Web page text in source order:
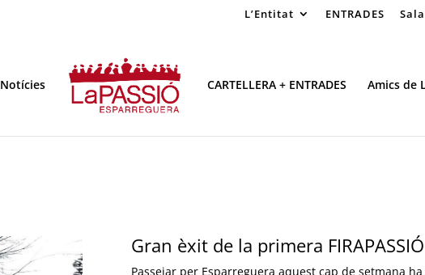
L’Entitat ENTRADES
Notícies CARTELLERA + ENTRADES Amics de
Gran èxit de la primera FIRAPASSIÓ
Passejar per Esparreguera aquest cap de setmana